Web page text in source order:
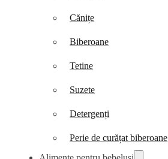
Cănițe
Biberoane
Tetine
Suzete
Detergenți
Perie de curățat biberoane